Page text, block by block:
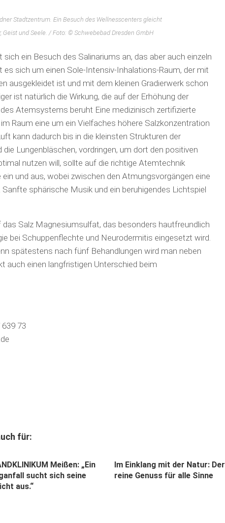
Stadtzentrum. Ein Besuch des Wellnesscenters gleicht
Geist und Seele. / Foto: © Schwebebad Dresden GmbH
ein Besuch des Salinariums an, das aber auch einzeln
es sich um einen Sole-Intensiv-In­ha­lations-Raum, der mit
ausgekleidet ist und mit dem kleinen Gradierwerk schon
ist natürlich die Wirkung, die auf der Erhöhung der
Atemsystems beruht Eine medizinisch zertifizierte
Raum eine um ein Vielfaches höhere Salzkonzentration
kann dadurch bis in die kleinsten Strukturen der
Lungenbläschen, vordringen, um dort den positiven
nutzen will, sollte auf die richtige Atemtechnik
und aus, wobei zwischen den Atmungs­vor­gängen eine
sphärische Musik und ein beruhigendes Lichtspiel
Salz Magnesium­sulfat, das besonders hautfreundlich
bei Schuppenflechte und Neurodermitis eingesetzt wird.
spätes­tens nach fünf Behandlungen wird man neben
auch einen langfristigen Unter­schied beim
73
für:
Meißen: „Ein
sucht sich seine
aus.“
Im Einklang mit der Natur: Der
reine Genuss für alle Sinne